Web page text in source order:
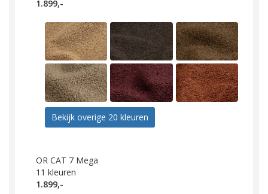
1.899,-
Bekijk overige 20 kleuren
OR CAT 7 Mega
11 kleuren
1.899,-